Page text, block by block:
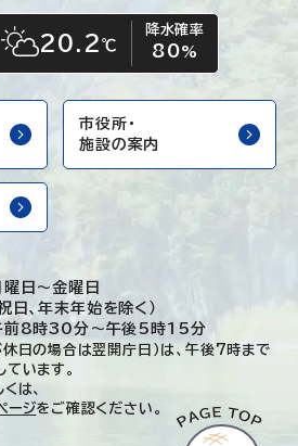
今日の天気
晴れ時々くもり
20.2℃
降水確率
80%
市役所・
施設の案内
曜日～金曜日
祝日、年末年始を除く）
前8時30分～午後5時15分
日の場合は翌開庁日）は、午後7時まで
います。
は、
ージをご確認ください。